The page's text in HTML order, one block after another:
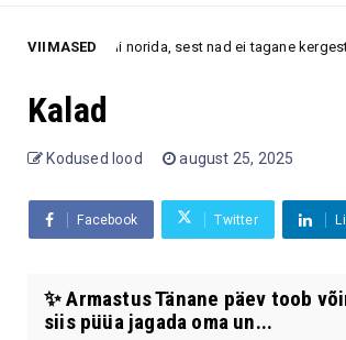
VIIMASED
tüli norida, sest nad ei tagane kergesti ega
Kalad
Kodused lood august 25, 2025
Facebook Twitter
✨ Armastus Tänane päev toob
siis püüa jagada oma un...